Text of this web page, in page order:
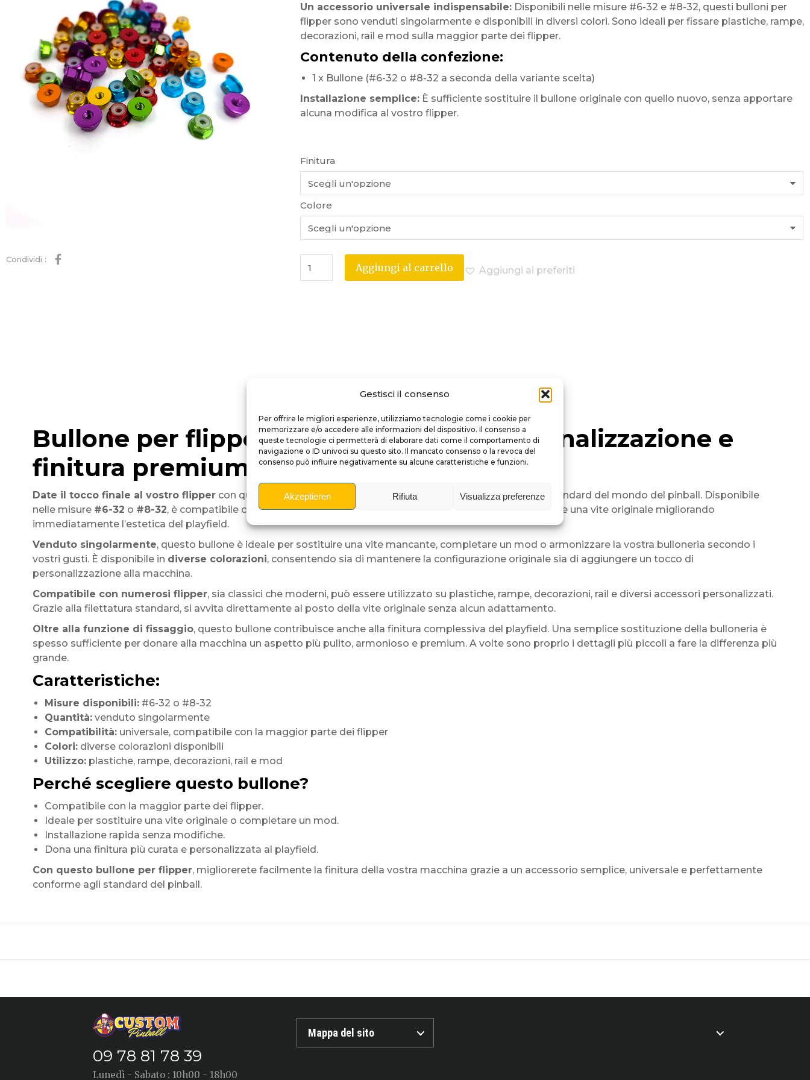
Gestisci il consenso
Per offrire le migliori esperienze, utilizziamo tecnologie come i cookie per
memorizzare e/o accedere alle informazioni del dispositivo. Il consenso a
queste tecnologie ci permetterà di elaborare dati come il comportamento di
navigazione o ID univoci su questo sito. Il mancato consenso o la revoca del
consenso può influire negativamente su alcune caratteristiche e funzioni.
Akzeptieren Rifiuta Visualizza preferenze
Condividi :
Un accessorio universale indispensabile:Disponibili nelle misure #6-32 e #8-32, questi bulloni per
flipper sono venduti singolarmente e disponibili in diversi colori. Sono ideali per fissare plastiche, rampe,
decorazioni, rail e mod sulla maggior parte dei flipper.
Contenuto della confezione:
1 x Bullone (#6-32 o #8-32 a seconda della variante scelta)
Installazione semplice:È sufficiente sostituire il bullone originale con quello nuovo, senza apportare
alcuna modifica al vostro flipper.
Finitura
Colore
Aggiungi al carrello Aggiungi ai preferiti
Descrizione
Bullone per flipper – #6-32 o #8-32 – Personalizzazione e
finitura premium
Date il tocco finale al vostro flippercon questo bullone di personalizzazione
, progettato secondo gli standard del mondo del pinball. Disponibile
nelle misure #6-32 o #8-32, è compatibile con la maggior parte dei flipper e permette di sostituire facilmente una vite originale migliorando
immediatamente l’estetica del playfield.
Venduto singolarmente, questo bullone è ideale per sostituire una vite mancante, completare un mod o armonizzare la vostra bulloneria secondo i
vostri gusti. È disponibile in diverse colorazioni, consentendo sia di mantenere la configurazione originale sia di aggiungere un tocco di
personalizzazione alla macchina.
Compatibile con numerosi flipper, sia classici che moderni, può essere utilizzato su plastiche, rampe, decorazioni, rail e diversi accessori personalizzati.
Grazie alla filettatura standard, si avvita direttamente al posto della vite originale senza alcun adattamento.
Oltre alla funzione di fissaggio, questo bullone contribuisce anche alla finitura complessiva del playfield. Una semplice sostituzione della bulloneria è
spesso sufficiente per donare alla macchina un aspetto più pulito, armonioso e premium. A volte sono proprio i dettagli più piccoli a fare la differenza più
grande.
Caratteristiche:
Misure disponibili:#6-32 o #8-32
Quantità:venduto singolarmente
Compatibilità:universale, compatibile con la maggior parte dei flipper
Colori:diverse colorazioni disponibili
Utilizzo:plastiche, rampe, decorazioni, rail e mod
Perché scegliere questo bullone?
Compatibile con la maggior parte dei flipper.
Ideale per sostituire una vite originale o completare un mod.
Installazione rapida senza modifiche.
Dona una finitura più curata e personalizzata al playfield.
Con questo bullone per flipper, migliorerete facilmente la finitura della vostra macchina grazie a un accessorio semplice, universale e perfettamente
conforme agli standard del pinball.
09 78 81 78 39
Lunedì - Sabato : 10h00 - 18h00
Mappa del sito